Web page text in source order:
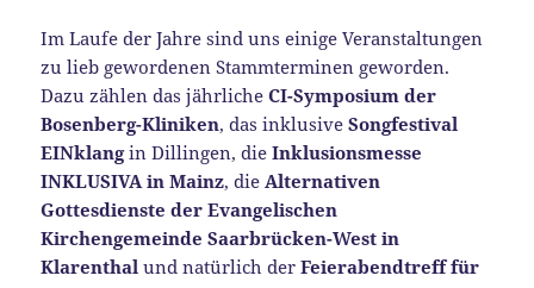
Im Laufe der Jahre sind uns einige Veranstaltungen
zu lieb gewordenen Stammterminen geworden.
Dazu zählen das jährlicheCI-Symposium der
Bosenberg-Kliniken, das inklusive Songfestival
EINklangin Dillingen, dieInklusionsmesse
INKLUSIVA in Mainz, dieAlternativen
Gottesdienste der Evangelischen
Kirchengemeinde Saarbrücken-West in
Klarenthal und natürlich derFeierabendtreff für